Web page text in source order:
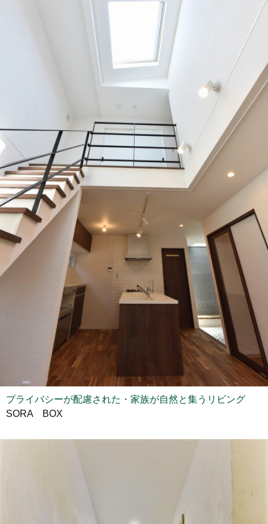
プライバシーが配慮された・家族が自然と集うリビング
SORA BOX